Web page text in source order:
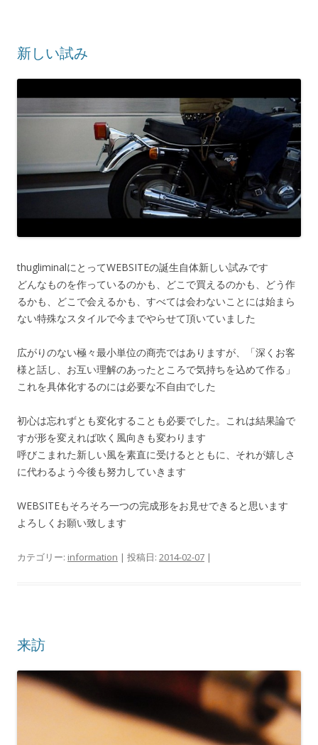
新しい試み
thugliminalにとってWEBSITEの誕生自体新しい試みです
どんなものを作っているのかも、どこで買えるのかも、どう作
るかも、どこで会えるかも、すべては会わないことには始まら
ない特殊なスタイルで今までやらせて頂いていました
広がりのない極々最小単位の商売ではありますが、「深くお客
様と話し、お互い理解のあったところで気持ちを込めて作る」
これを具体化するのには必要な不自由でした
初心は忘れずとも変化することも必要でした。これは結果論で
すが形を変えれば吹く風向きも変わります
呼びこまれた新しい風を素直に受けるとともに、それが嬉しさ
に代わるよう今後も努力していきます
WEBSITEもそろそろ一つの完成形をお見せできると思います
よろしくお願い致します
カテゴリー: information | 投稿日: 2014-02-07 |
来訪